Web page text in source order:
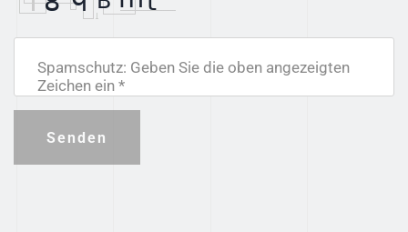
Spamschutz: Geben Sie die oben angezeigten
Zeichen ein *
Senden